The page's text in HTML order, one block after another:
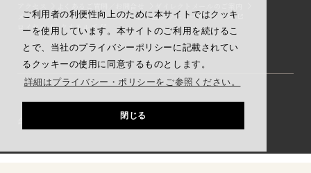
ご利用者の利便性向上のために本サイトではクッキ
ーを使用しています。本サイトのご利用を続けるこ
とで、当社のプライバシーポリシーに記載されてい
るクッキーの使用に同意するものとします。
詳細はプライバシー・ポリシーをご参照ください。
閉じる
メールマガジンのご案内
SDGsの取り組み
ニュースリリース
ロイヤルパークホテルズ
規約・約款